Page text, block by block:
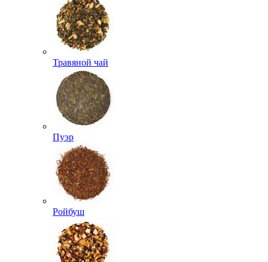
Травяной чай
Пуэр
Ройбуш